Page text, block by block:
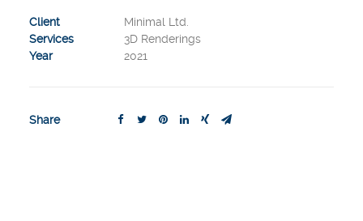
Client
Minimal Ltd.
Services
3D Renderings
Year
2021
Share